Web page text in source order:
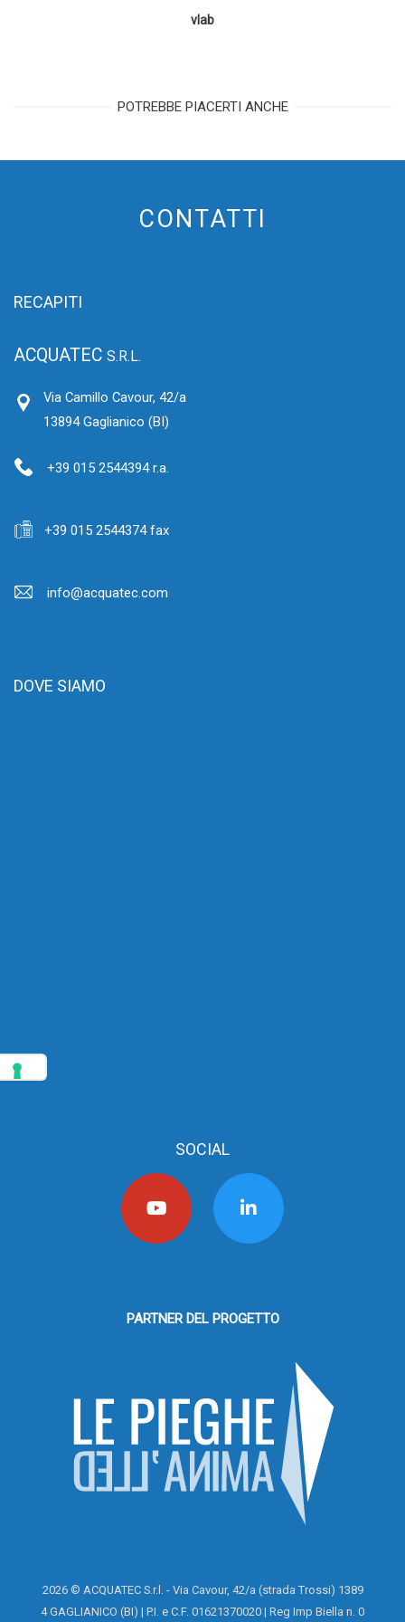
vlab
POTREBBE PIACERTI ANCHE
CONTATTI
RECAPITI
ACQUATEC S.R.L.
Via Camillo Cavour, 42/a
13894 Gaglianico (BI)
+39 015 2544394 r.a.
+39 015 2544374 fax
info@acquatec.com
DOVE SIAMO
SOCIAL
PARTNER DEL PROGETTO
2026 © ACQUATEC S.r.l. - Via Cavour, 42/a (strada Trossi) 1389
4 GAGLIANICO (BI) | P.I. e C.F. 01621370020 | Reg Imp Biella n. 0